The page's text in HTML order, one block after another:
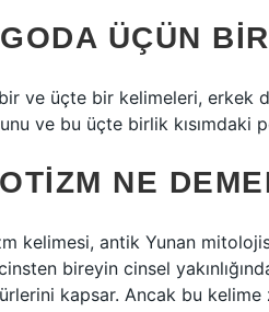
ÜÇÜN
ve üçte bir kelimeleri, erkek
ve bu üçte birlik kısımdaki
NE
kelimesi, antik Yunan
bireyin cinsel
kapsar. Ancak bu kelime